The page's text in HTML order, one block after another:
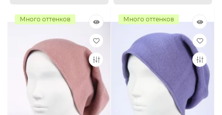
Много оттенков Много оттенков